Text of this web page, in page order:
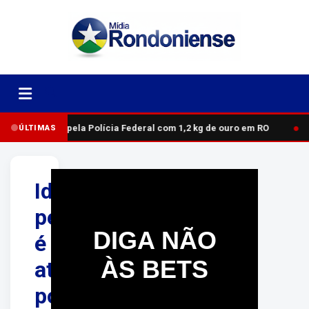
ÚLTIMAS
é preso pela Polícia Federal com 1,2 kg de ouro em RO ●
Identificado:
pedestre
é
atingido
por
DIGA NÃO
ÀS BETS